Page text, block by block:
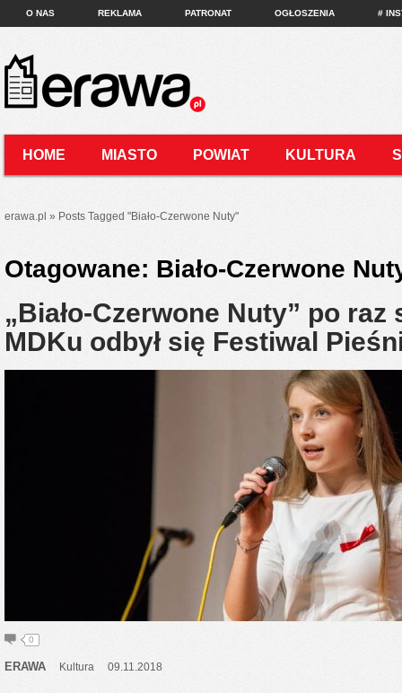
O NAS REKLAMA PATRONAT OGŁOSZENIA #
HOME MIASTO POWIAT KULTURA
erawa.pl » Posts Tagged "Biało-Czerwone Nuty"
Otagowane: Biało-Czerwone
„Biało-Czerwone Nuty” po
MDKu odbył się Festiwal
0
ERAWA Kultura 09.11.2018